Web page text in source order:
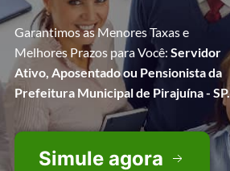
Garantimos as Menores Taxas e
Melhores Prazos para Você: Servidor
Ativo, Aposentado ou Pensionista da
Prefeitura Municipal de Pirajuína - SP.
Simule agora